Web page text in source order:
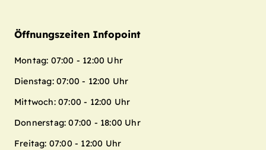
Öffnungszeiten Infopoint
Montag: 07:00 - 12:00 Uhr
Dienstag: 07:00 - 12:00 Uhr
Mittwoch: 07:00 - 12:00 Uhr
Donnerstag: 07:00 - 18:00 Uhr
Freitag: 07:00 - 12:00 Uhr